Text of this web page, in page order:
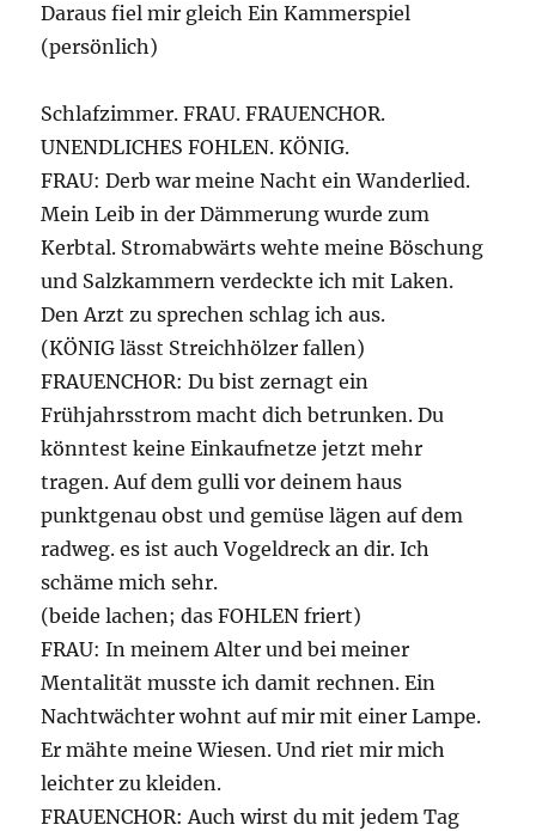
Daraus fiel mir gleich Ein Kammerspiel
(persönlich)
Schlafzimmer. FRAU. FRAUENCHOR.
UNENDLICHES FOHLEN. KÖNIG.
FRAU: Derb war meine Nacht ein Wanderlied.
Mein Leib in der Dämmerung wurde zum
Kerbtal. Stromabwärts wehte meine Böschung
und Salzkammern verdeckte ich mit Laken.
Den Arzt zu sprechen schlag ich aus.
(KÖNIG lässt Streichhölzer fallen)
FRAUENCHOR: Du bist zernagt ein
Frühjahrsstrom macht dich betrunken. Du
könntest keine Einkaufnetze jetzt mehr
tragen. Auf dem gulli vor deinem haus
punktgenau obst und gemüse lägen auf dem
radweg. es ist auch Vogeldreck an dir. Ich
schäme mich sehr.
(beide lachen; das FOHLEN friert)
FRAU: In meinem Alter und bei meiner
Mentalität musste ich damit rechnen. Ein
Nachtwächter wohnt auf mir mit einer Lampe.
Er mähte meine Wiesen. Und riet mir mich
leichter zu kleiden.
FRAUENCHOR: Auch wirst du mit jedem Tag